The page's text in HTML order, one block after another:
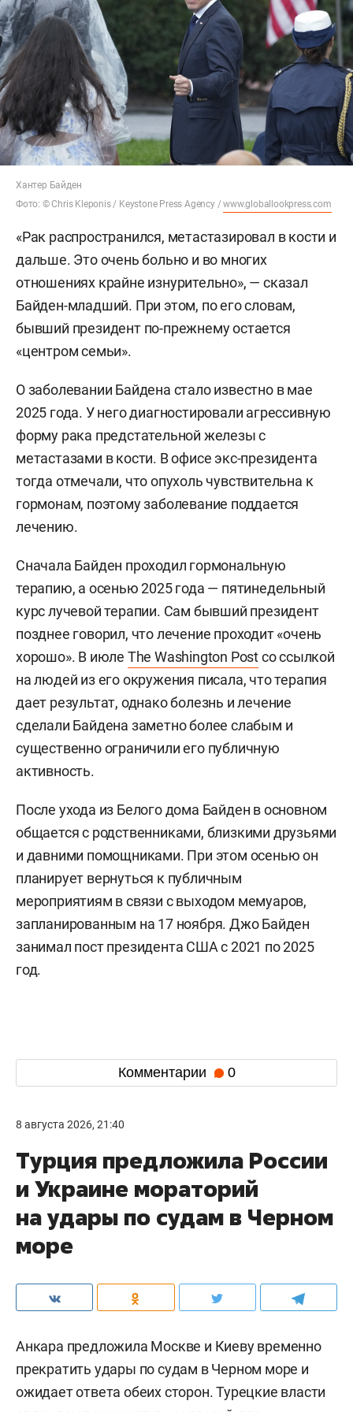
Хантер Байден
Фото: © Chris Kleponis / Keystone Press Agency /www.globallookpress.com
«Рак распространился, метастазировал в кости и
дальше. Это очень больно и во многих
отношениях крайне изнурительно», — сказал
Байден-младший. При этом, по его словам,
бывший президент по-прежнему остается
«центром семьи».
О заболевании Байдена стало известно в мае
2025 года. У него диагностировали агрессивную
форму рака предстательной железы с
метастазами в кости. В офисе экс-президента
тогда отмечали, что опухоль чувствительна к
гормонам, поэтому заболевание поддается
лечению.
Сначала Байден проходил гормональную
терапию, а осенью 2025 года — пятинедельный
курс лучевой терапии. Сам бывший президент
позднее говорил, что лечение проходит «очень
хорошо». В июле The Washington Postсо ссылкой
на людей из его окружения писала, что терапия
дает результат, однако болезнь и лечение
сделали Байдена заметно более слабым и
существенно ограничили его публичную
активность.
После ухода из Белого дома Байден в основном
общается с родственниками, близкими друзьями
и давними помощниками. При этом осенью он
планирует вернуться к публичным
мероприятиям в связи с выходом мемуаров,
запланированным на 17 ноября. Джо Байден
занимал пост президента США с 2021 по 2025
год.
Комментарии 0
8 августа 2026, 21:40
Турция предложила России
и Украине мораторий
на удары по судам в Черном
море
Анкара предложила Москве и Киеву временно
прекратить удары по судам в Черном море и
ожидает ответа обеих сторон. Турецкие власти